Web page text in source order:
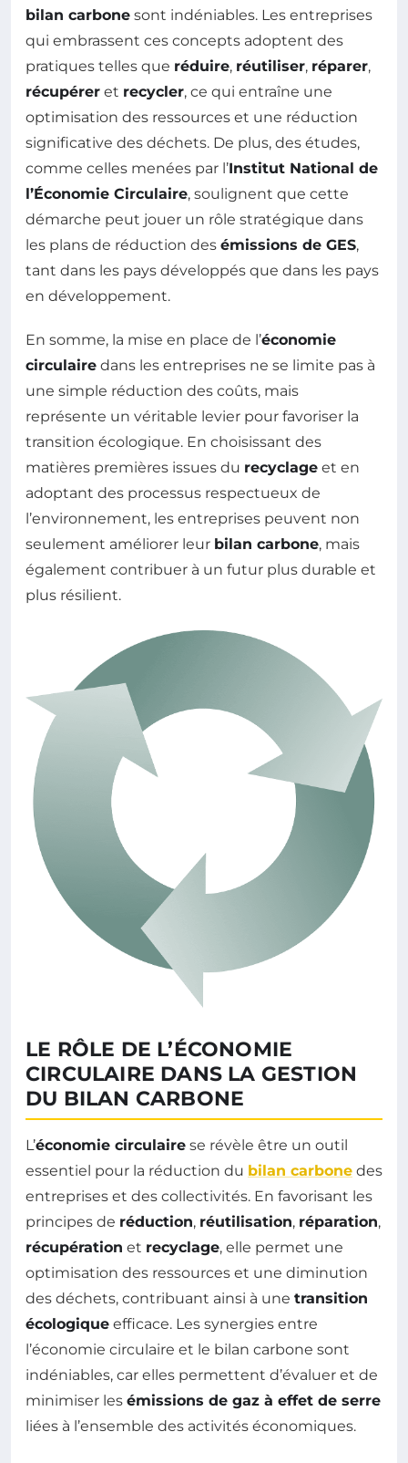
bilan carbone sont indéniables. Les entreprises
qui embrassent ces concepts adoptent des
pratiques telles que réduire, réutiliser, réparer,
récupérer et recycler, ce qui entraîne une
optimisation des ressources et une réduction
significative des déchets. De plus, des études,
comme celles menées par l’Institut National de
l’Économie Circulaire, soulignent que cette
démarche peut jouer un rôle stratégique dans
les plans de réduction des émissions de GES,
tant dans les pays développés que dans les pays
en développement.
En somme, la mise en place de l’économie
circulaire dans les entreprises ne se limite pas à
une simple réduction des coûts, mais
représente un véritable levier pour favoriser la
transition écologique. En choisissant des
matières premières issues du recyclage et en
adoptant des processus respectueux de
l’environnement, les entreprises peuvent non
seulement améliorer leur bilan carbone, mais
également contribuer à un futur plus durable et
plus résilient.
LE RÔLE DE L’ÉCONOMIE
CIRCULAIRE DANS LA GESTION
DU BILAN CARBONE
L’économie circulaire se révèle être un outil
essentiel pour la réduction du bilan carbone des
entreprises et des collectivités. En favorisant les
principes de réduction, réutilisation, réparation,
récupération et recyclage, elle permet une
optimisation des ressources et une diminution
des déchets, contribuant ainsi à une transition
écologique efficace. Les synergies entre
l’économie circulaire et le bilan carbone sont
indéniables, car elles permettent d’évaluer et de
minimiser les émissions de gaz à effet de serre
liées à l’ensemble des activités économiques.